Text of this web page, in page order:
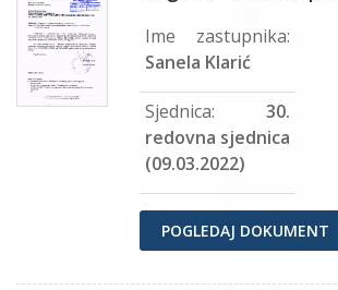
Ime zastupnika:
Sanela Klarić
Sjednica: 30.
redovna sjednica
(09.03.2022)
POGLEDAJ DOKUMENT